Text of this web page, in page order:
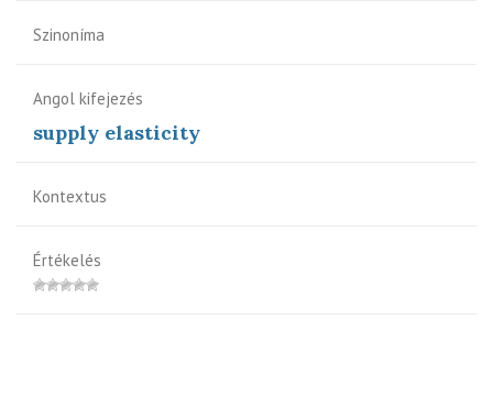
Szinoníma
Angol kifejezés
supply elasticity
Kontextus
Értékelés